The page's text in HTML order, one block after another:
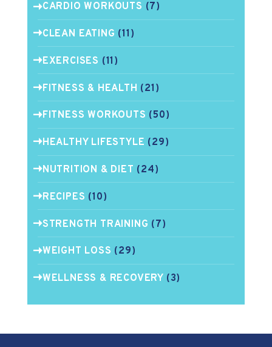
CARDIO WORKOUTS (7)
CLEAN EATING (11)
EXERCISES (11)
FITNESS & HEALTH (21)
FITNESS WORKOUTS (50)
HEALTHY LIFESTYLE (29)
NUTRITION & DIET (24)
RECIPES (10)
STRENGTH TRAINING (7)
WEIGHT LOSS (29)
WELLNESS & RECOVERY (3)